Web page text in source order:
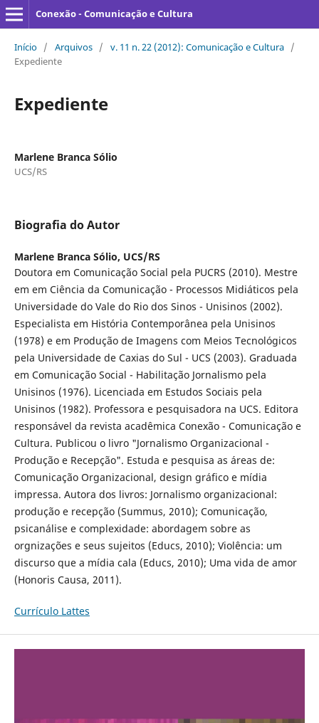
Conexão - Comunicação e Cultura
Início / Arquivos / v. 11 n. 22 (2012): Comunicação e Cultura /
Expediente
Expediente
Marlene Branca Sólio
UCS/RS
Biografia do Autor
Marlene Branca Sólio, UCS/RS
Doutora em Comunicação Social pela PUCRS (2010). Mestre
em em Ciência da Comunicação - Processos Midiáticos pela
Universidade do Vale do Rio dos Sinos - Unisinos (2002).
Especialista em História Contemporânea pela Unisinos
(1978) e em Produção de Imagens com Meios Tecnológicos
pela Universidade de Caxias do Sul - UCS (2003). Graduada
em Comunicação Social - Habilitação Jornalismo pela
Unisinos (1976). Licenciada em Estudos Sociais pela
Unisinos (1982). Professora e pesquisadora na UCS. Editora
responsável da revista acadêmica Conexão - Comunicação e
Cultura. Publicou o livro "Jornalismo Organizacional -
Produção e Recepção". Estuda e pesquisa as áreas de:
Comunicação Organizacional, design gráfico e mídia
impressa. Autora dos livros: Jornalismo organizacional:
produção e recepção (Summus, 2010); Comunicação,
psicanálise e complexidade: abordagem sobre as
orgnizações e seus sujeitos (Educs, 2010); Violência: um
discurso que a mídia cala (Educs, 2010); Uma vida de amor
(Honoris Causa, 2011).
Currículo Lattes